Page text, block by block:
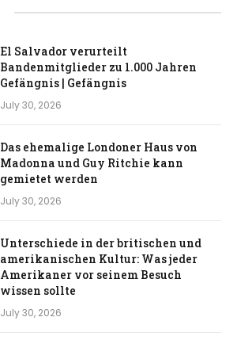
El Salvador verurteilt
Bandenmitglieder zu 1.000 Jahren
Gefängnis | Gefängnis
July 30, 2026
Das ehemalige Londoner Haus von
Madonna und Guy Ritchie kann
gemietet werden
July 30, 2026
Unterschiede in der britischen und
amerikanischen Kultur: Was jeder
Amerikaner vor seinem Besuch
wissen sollte
July 30, 2026